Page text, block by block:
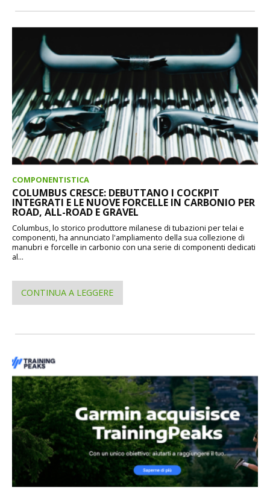
COMPONENTISTICA
COLUMBUS CRESCE: DEBUTTANO I COCKPIT
INTEGRATI E LE NUOVE FORCELLE IN CARBONIO PER
ROAD, ALL-ROAD E GRAVEL
Columbus, lo storico produttore milanese di tubazioni per telai e
componenti, ha annunciato l'ampliamento della sua collezione di
manubri e forcelle in carbonio con una serie di componenti dedicati
al...
CONTINUA A LEGGERE